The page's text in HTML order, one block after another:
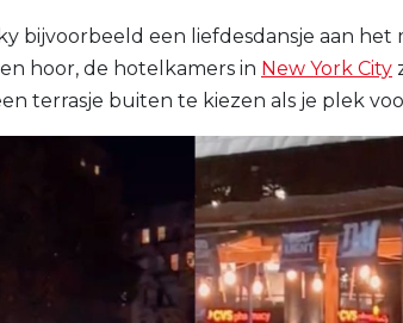
bijvoorbeeld een liefdesdansje aan het
hoor, de hotelkamers in New York City
terrasje buiten te kiezen als je plek